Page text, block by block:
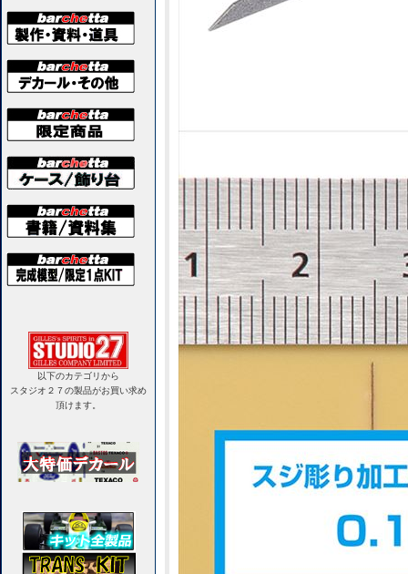
以下のカテゴリから
スタジオ２７の製品がお買い求め
頂けます。